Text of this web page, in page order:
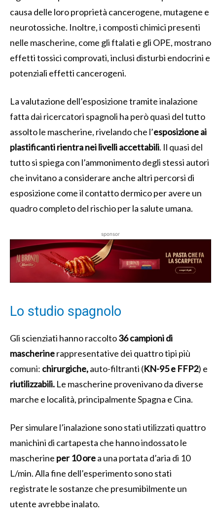
causa delle loro proprietà cancerogene, mutagene e
neurotossiche. Inoltre, i composti chimici presenti
nelle mascherine, come gli ftalati e gli OPE, mostrano
effetti tossici comprovati, inclusi disturbi endocrini e
potenziali effetti cancerogeni.
La valutazione dell’esposizione tramite inalazione
fatta dai ricercatori spagnoli ha però quasi del tutto
assolto le mascherine, rivelando che l’esposizione ai
plastificantirientra nei livelli accettabili. Il quasi del
tutto si spiega con l’ammonimento degli stessi autori
che invitano a considerare anche altri percorsi di
esposizione come il contatto dermico per avere un
quadro completo del rischio per la salute umana.
sponsor
Lo studio spagnolo
Gli scienziati hanno raccolto36 campioni di
mascherinerappresentative dei quattro tipi più
comuni: chirurgiche,auto-filtranti (KN-95 e FFP2) e
riutilizzabili. Le mascherine provenivano da diverse
marche e località, principalmente Spagna e Cina.
Per simulare l’inalazione sono stati utilizzati quattro
manichini di cartapesta che hanno indossato le
mascherine per 10 orea una portata d’aria di 10
L/min. Alla fine dell’esperimento sono stati
registrate le sostanze che presumibilmente un
utente avrebbe inalato.